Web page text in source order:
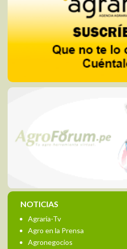
NOTICIAS
Agraria-Tv
Agro en la Prensa
Agronegocios